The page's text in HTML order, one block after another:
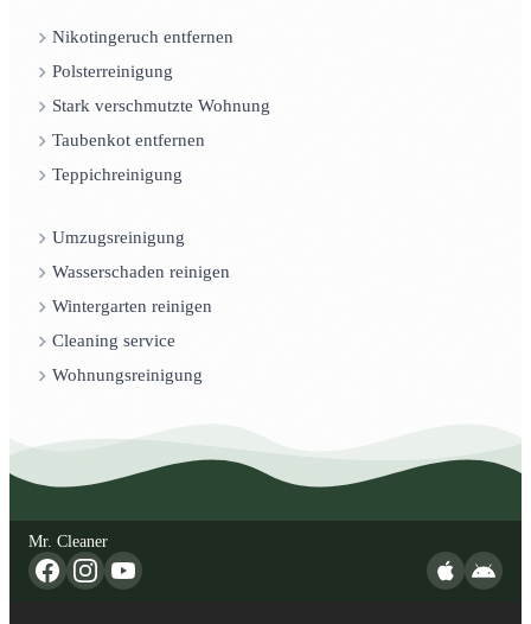
Nikotingeruch entfernen
Polsterreinigung
Stark verschmutzte Wohnung
Taubenkot entfernen
Teppichreinigung
Umzugsreinigung
Wasserschaden reinigen
Wintergarten reinigen
Cleaning service
Wohnungsreinigung
Mr. Cleaner